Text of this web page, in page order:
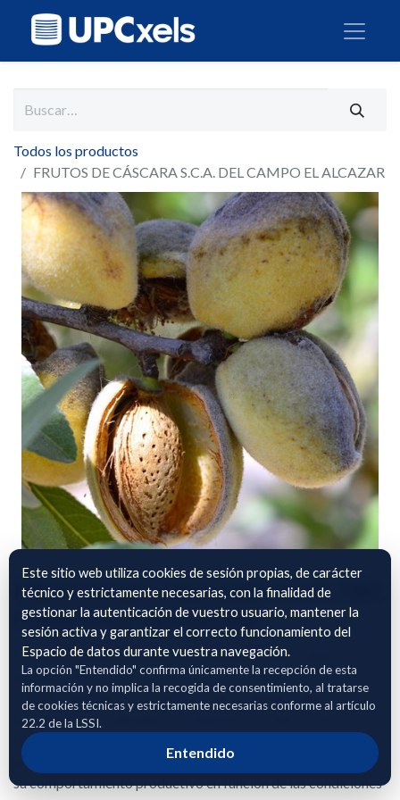
Todos los productos
FRUTOS DE CÁSCARA S.C.A. DEL CAMPO EL ALCAZAR
FRUTOS DE CÁSCARA S.C.A. DEL
CAMPO EL ALCAZAR
El archivo adjunto recoge datos geoespaciales relativos a
explotaciones de frutos de cáscara, incluyendo la referencia
SIGPAC (polígono, parcela y recinto), la geolocalización de
las superficies cultivadas, la extensión de cada recinto y el
régimen de tenencia (secano o regadío). Esta información
permite analizar la implantación territorial de estos cultivos y
su comportamiento productivo en función de las condiciones
Este sitio web utiliza cookies de sesión propias, de carácter
técnico y estrictamente necesarias, con la finalidad de
gestionar la autenticación de vuestro usuario, mantener la
sesión activa y garantizar el correcto funcionamiento del
Espacio de datos durante vuestra navegación.
La opción "Entendido" confirma únicamente la recepción de esta
información y no implica la recogida de consentimiento, al tratarse
de cookies técnicas y estrictamente necesarias conforme al artículo
22.2 de la LSSI.
Entendido